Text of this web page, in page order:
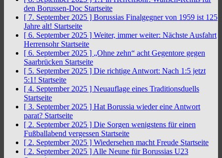
den Borussen-Doc Startseite
[ 7. September 2025 ] Borussias Finalgegner von 1959 ist 125
Jahre alt! Startseite
[ 6. September 2025 ] Weiter, immer weiter: Nächste Ausfahrt
Herrensohr Startseite
[ 6. September 2025 ] „Ohne zehn“ acht Gegentore gegen
Saarbrücken Startseite
[ 5. September 2025 ] Die richtige Antwort: Nach 1:5 jetzt
5:1! Startseite
[ 4. September 2025 ] Neuauflage eines Traditionsduells
Startseite
[ 3. September 2025 ] Hat Borussia wieder eine Antwort
parat? Startseite
[ 2. September 2025 ] Die Sorgen wenigstens für einen
Fußballabend vergessen Startseite
[ 2. September 2025 ] Wiedersehen macht Freude Startseite
[ 2. September 2025 ] Alle Neune für Borussias U23